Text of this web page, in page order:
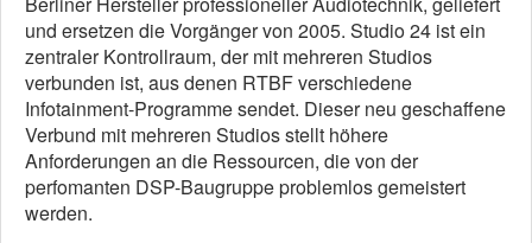
und ersetzen die Vorgänger von 2005. Studio 24 ist ein
zentraler Kontrollraum, der mit mehreren Studios
verbunden ist, aus denen RTBF verschiedene
Infotainment-Programme sendet. Dieser neu geschaffene
Verbund mit mehreren Studios stellt höhere
Anforderungen an die Ressourcen, die von der
perfomanten DSP-Baugruppe problemlos gemeistert
werden.